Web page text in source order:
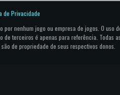
por nenhum jogo ou empresa de jogos. O uso
de terceiros é apenas para referência. Todas
de propriedade de seus respectivos donos.
de Privacidade